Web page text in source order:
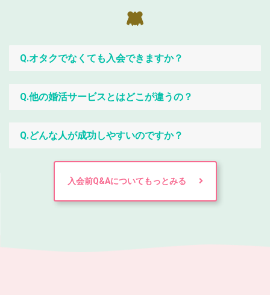
Q.オタクでなくても入会できますか？
Q.他の婚活サービスとはどこが違うの？
Q.どんな人が成功しやすいのですか？
入会前Q&Aについてもっとみる